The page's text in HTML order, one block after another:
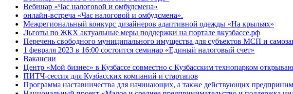
Вебинар «Час налоговой и омбудсмена»
онлайн-встреча «Час налоговой и омбудсмена».
Межрегиональный конкурс дизайнеров адаптивной одежды «На крыльях»
Льготы по ЖКХ актуальные меры поддержки на портале вкузбассе.рф
Перечень свободного муниципального имущества для субъектов МСП и
1 февраля 2023 в 16:00 состоится семинар «Единый налоговый счет»
Вакансии
Центр «Мой бизнес» в Кузбассе совместно с Кузбасским технопарком
ПИТЧ-сессия для Кузбасских компаний и стартапов
Программа наставничества для начинающих, а также действующих